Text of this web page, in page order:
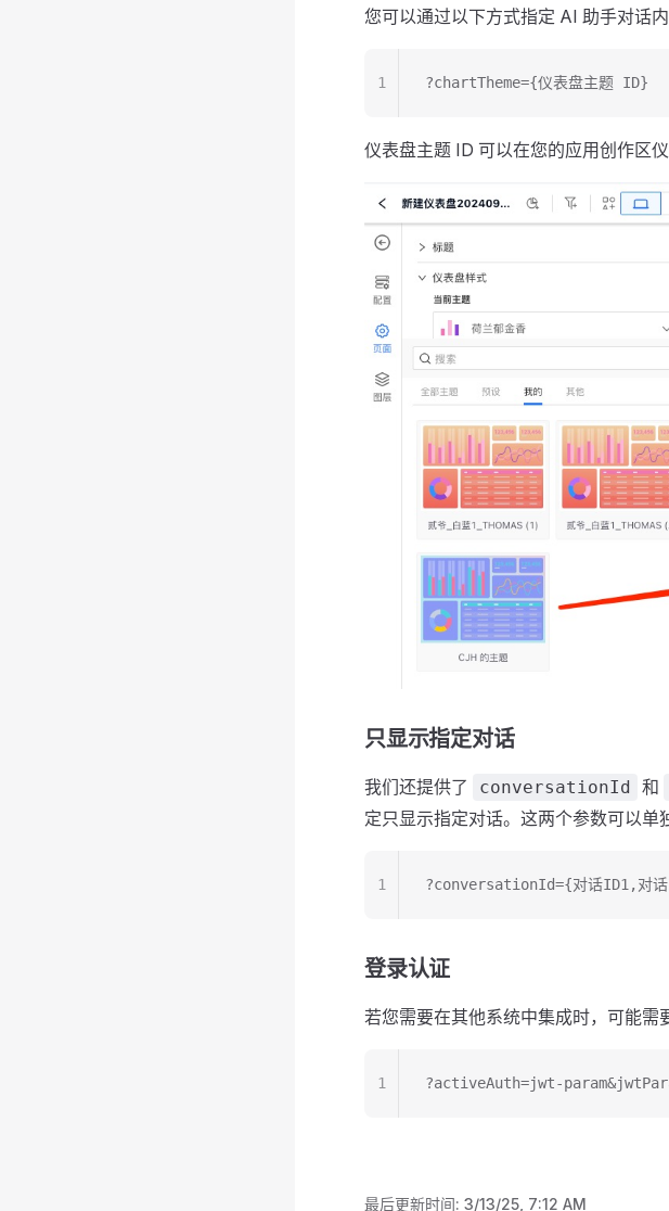
您可以通过以下方式指定 AI 助手对话内
?chartTheme={仪表盘主题 ID}
1
仪表盘主题 ID 可以在您的应用创作区
只显示指定对话
我们还提供了 conversationId 和
定只显示指定对话。这两个参数可以单
?conversationId={对话ID1,对
1
登录认证
若您需要在其他系统中集成时，可能需
?activeAuth=jwt-
1
最后更新时间: 3/13/25, 7:12 AM